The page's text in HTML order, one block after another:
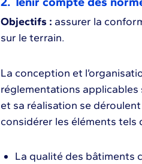
Objectifs : assurer la
sur le terrain.
La conception et
réglementations applicables
et sa réalisation se
considérer les éléments tels
La qualité des bâtiments